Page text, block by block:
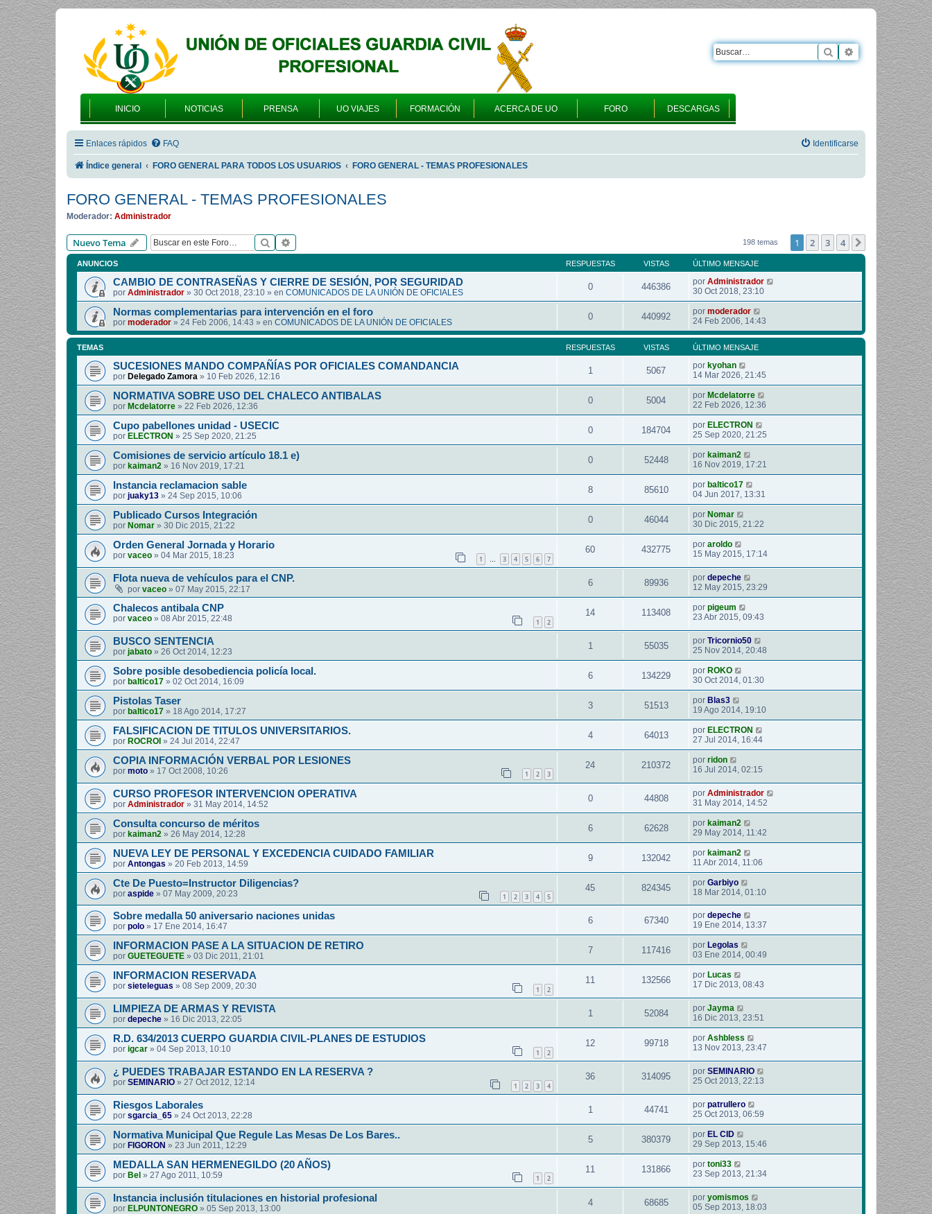
INICIO NOTICIAS PRENSA UO VIAJES FORMACIÓN ACERCA DE UO FORO DESCARGAS
Buscar Búsqueda
Enlaces rápidos FAQ Identificarse
Índice general FORO GENERAL PARA TODOS LOS USUARIOS FORO GENERAL - TEMAS PROFESIONALES
FORO GENERAL - TEMAS PROFESIONALES
Moderador: Administrador
Nuevo Tema Buscar 198 temas 1 2 3 4 Siguiente
ANUNCIOS RESPUESTAS VISTAS ÚLTIMO MENSAJE
CAMBIO DE CONTRASEÑAS Y CIERRE DE SESIÓN, POR SEGURIDAD
por Administrador » 30 Oct 2018, 23:10 » en COMUNICADOS DE LA UNIÓN DE OFICIALES
0 446386 por Administrador
30 Oct 2018, 23:10
Normas complementarias para intervención en el foro
por moderador » 24 Feb 2006, 14:43 » en COMUNICADOS DE LA UNIÓN DE OFICIALES
0 440992 por moderador
24 Feb 2006, 14:43
TEMAS RESPUESTAS VISTAS ÚLTIMO MENSAJE
SUCESIONES MANDO COMPAÑÍAS POR OFICIALES COMANDANCIA
por Delegado Zamora » 10 Feb 2026, 12:16
1 5067 por kyohan
14 Mar 2026, 21:45
NORMATIVA SOBRE USO DEL CHALECO ANTIBALAS
por Mcdelatorre » 22 Feb 2026, 12:36
0 5004 por Mcdelatorre
22 Feb 2026, 12:36
Cupo pabellones unidad - USECIC
por ELECTRON » 25 Sep 2020, 21:25
0 184704 por ELECTRON
25 Sep 2020, 21:25
Comisiones de servicio artículo 18.1 e)
por kaiman2 » 16 Nov 2019, 17:21
0 52448 por kaiman2
16 Nov 2019, 17:21
Instancia reclamacion sable
por juaky13 » 24 Sep 2015, 10:06
8 85610 por baltico17
04 Jun 2017, 13:31
Publicado Cursos Integración
por Nomar » 30 Dic 2015, 21:22
0 46044 por Nomar
30 Dic 2015, 21:22
Orden General Jornada y Horario
por vaceo » 04 Mar 2015, 18:23 1 3 4 5 6 7
60 432775 por aroldo
15 May 2015, 17:14
Flota nueva de vehículos para el CNP.
por vaceo » 07 May 2015, 22:17
6 89936 por depeche
12 May 2015, 23:29
Chalecos antibala CNP
por vaceo » 08 Abr 2015, 22:48 1 2
14 113408 por pigeum
23 Abr 2015, 09:43
BUSCO SENTENCIA
por jabato » 26 Oct 2014, 12:23
1 55035 por Tricornio50
25 Nov 2014, 20:48
Sobre posible desobediencia policía local.
por baltico17 » 02 Oct 2014, 16:09
6 134229 por ROKO
30 Oct 2014, 01:30
Pistolas Taser
por baltico17 » 18 Ago 2014, 17:27
3 51513 por Blas3
19 Ago 2014, 19:10
FALSIFICACION DE TITULOS UNIVERSITARIOS.
por ROCROI » 24 Jul 2014, 22:47
4 64013 por ELECTRON
27 Jul 2014, 16:44
COPIA INFORMACIÓN VERBAL POR LESIONES
por moto » 17 Oct 2008, 10:26 1 2 3
24 210372 por ridon
16 Jul 2014, 02:15
CURSO PROFESOR INTERVENCION OPERATIVA
por Administrador » 31 May 2014, 14:52
0 44808 por Administrador
31 May 2014, 14:52
Consulta concurso de méritos
por kaiman2 » 26 May 2014, 12:28
6 62628 por kaiman2
29 May 2014, 11:42
NUEVA LEY DE PERSONAL Y EXCEDENCIA CUIDADO FAMILIAR
por Antongas » 20 Feb 2013, 14:59
9 132042 por kaiman2
11 Abr 2014, 11:06
Cte De Puesto=Instructor Diligencias?
por aspide » 07 May 2009, 20:23 1 2 3 4 5
45 824345 por Garbiyo
18 Mar 2014, 01:10
Sobre medalla 50 aniversario naciones unidas
por polo » 17 Ene 2014, 16:47
6 67340 por depeche
19 Ene 2014, 13:37
INFORMACION PASE A LA SITUACION DE RETIRO
por GUETEGUETE » 03 Dic 2011, 21:01
7 117416 por Legolas
03 Ene 2014, 00:49
INFORMACION RESERVADA
por sieteleguas » 08 Sep 2009, 20:30 1 2
11 132566 por Lucas
17 Dic 2013, 08:43
LIMPIEZA DE ARMAS Y REVISTA
por depeche » 16 Dic 2013, 22:05
1 52084 por Jayma
16 Dic 2013, 23:51
R.D. 634/2013 CUERPO GUARDIA CIVIL-PLANES DE ESTUDIOS
por igcar » 04 Sep 2013, 10:10 1 2
12 99718 por Ashbless
13 Nov 2013, 23:47
¿ PUEDES TRABAJAR ESTANDO EN LA RESERVA ?
por SEMINARIO » 27 Oct 2012, 12:14 1 2 3 4
36 314095 por SEMINARIO
25 Oct 2013, 22:13
Riesgos Laborales
por sgarcia_65 » 24 Oct 2013, 22:28
1 44741 por patrullero
25 Oct 2013, 06:59
Normativa Municipal Que Regule Las Mesas De Los Bares..
por FIGORON » 23 Jun 2011, 12:29
5 380379 por EL CID
29 Sep 2013, 15:46
MEDALLA SAN HERMENEGILDO (20 AÑOS)
por Bel » 27 Ago 2011, 10:59 1 2
11 131866 por toni33
23 Sep 2013, 21:34
Instancia inclusión titulaciones en historial profesional
por ELPUNTONEGRO » 05 Sep 2013, 13:00
4 68685 por yomismos
05 Sep 2013, 18:03